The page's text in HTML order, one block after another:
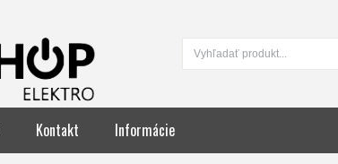
Kontakt Informácie